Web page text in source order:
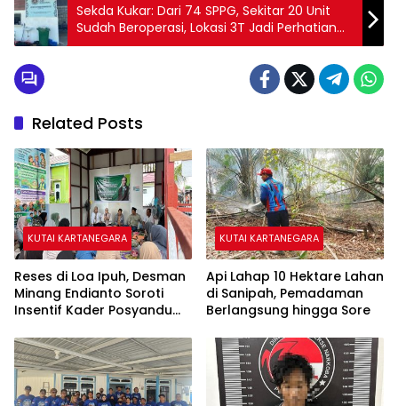
Sekda Kukar: Dari 74 SPPG, Sekitar 20 Unit
Sudah Beroperasi, Lokasi 3T Jadi Perhatian
Khusus
Related Posts
KUTAI KARTANEGARA
Reses di Loa Ipuh, Desman
Minang Endianto Soroti
Insentif Kader Posyandu
KUTAI KARTANEGARA
Api Lahap 10 Hektare Lahan
di Sanipah, Pemadaman
Berlangsung hingga Sore